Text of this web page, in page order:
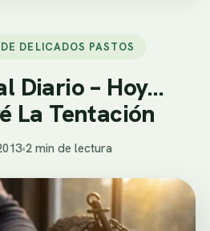
DELICADOS PASTOS
Diario – Hoy…
La Tentación
•2 min de lectura